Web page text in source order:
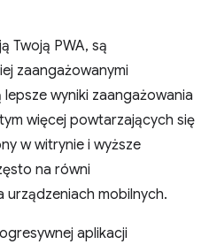
Twoją PWA, są
zaangażowanymi
wyniki zaangażowania
więcej powtarzających się
w witrynie i wyższe
na równi
urządzeniach mobilnych.
aplikacji